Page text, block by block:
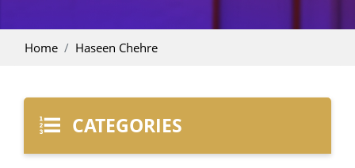
Home Haseen Chehre
CATEGORIES